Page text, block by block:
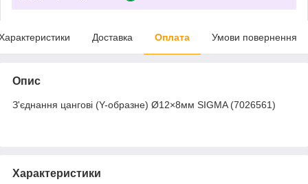
Доставка Оплата Умови повернення
Опис
З'єднання цангові (Y-образне) Ø12×8мм SIGMA (7026561)
Характеристики